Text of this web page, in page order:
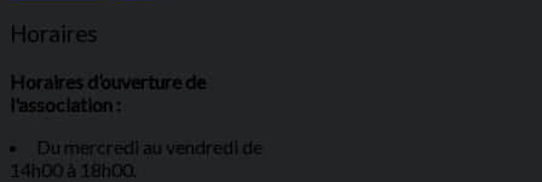
Horaires
Horaires d’ouverture de
l'association :
Du mercredi au vendredi de
14h00 à 18h00.